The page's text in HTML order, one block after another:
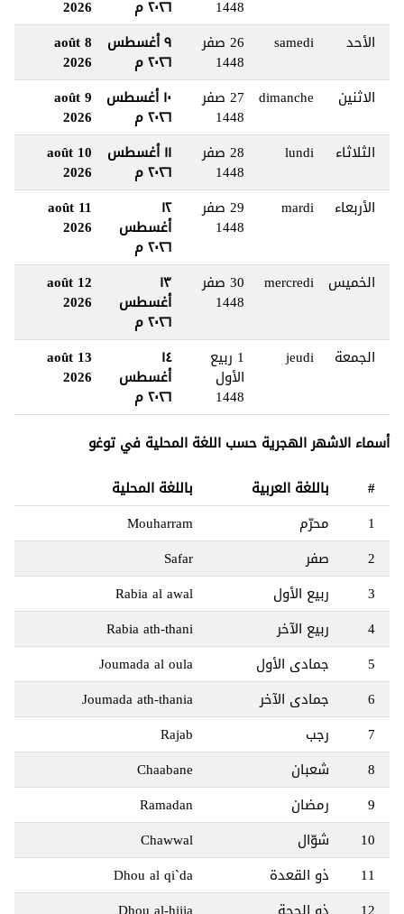
1448 ٢٠٢٦ م
2026
الأحد
samedi 26 صفر
1448
٩ أغسطس
٢٠٢٦ م
8 août
2026
الاثنين
dimanche 27 صفر
1448
١٠ أغسطس
٢٠٢٦ م
9 août
2026
الثلاثاء
lundi 28 صفر
1448
١١ أغسطس
٢٠٢٦ م
10 août
2026
الأربعاء
mardi 29 صفر
1448
١٢
أغسطس
٢٠٢٦ م
11 août
2026
الخميس mercredi 30 صفر
1448
١٣
أغسطس
٢٠٢٦ م
12 août
2026
الجمعة jeudi 1 ربيع
الأول
1448
١٤
أغسطس
٢٠٢٦ م
13 août
2026
أسماء الاشهر الهجرية حسب اللغة المحلية في توغو
#
باللغة العربية
باللغة المحلية
1
محرّم
Mouharram
2
صفر
Safar
3
ربيع الأول
Rabia al awal
4
ربيع الآخر
Rabia ath-thani
5
جمادى الأول
Joumada al oula
6
جمادى الآخر
Joumada ath-thania
7
رجب
Rajab
8
شعبان
Chaabane
9
رمضان
Ramadan
10
شوّال
Chawwal
11
ذو القعدة
Dhou al qi`da